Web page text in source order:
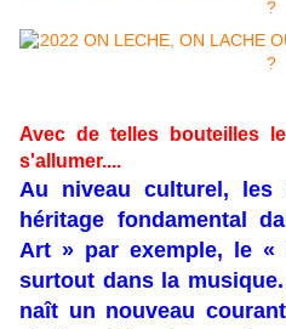
Avec de telles bouteilles
s'allumer....
Au niveau culturel,
héritage fondamental
Art » par exemple, le «
surtout dans la
naît un nouveau